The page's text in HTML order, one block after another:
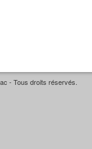
- Tous droits réservés.